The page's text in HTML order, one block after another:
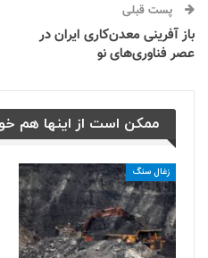
پست قبلی
باز آفرینی معدن‌کاری ایران در
عصر فناوری‌های نو
ممکن است از اینها هم
زغال سنگ